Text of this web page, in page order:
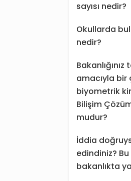
sayısı nedir?
Okullarda
nedir?
amacıyla bir
biyometrik
Bilişim
mudur?
İddia
edindiniz?
bakanlıkta